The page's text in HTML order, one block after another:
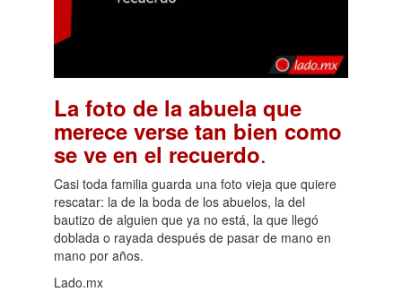
La foto de la abuela que
merece verse tan bien como
se ve en el recuerdo.
Casi toda familia guarda una foto vieja que quiere
rescatar: la de la boda de los abuelos, la del
bautizo de alguien que ya no está, la que llegó
doblada o rayada después de pasar de mano en
mano por años.
Lado.mx